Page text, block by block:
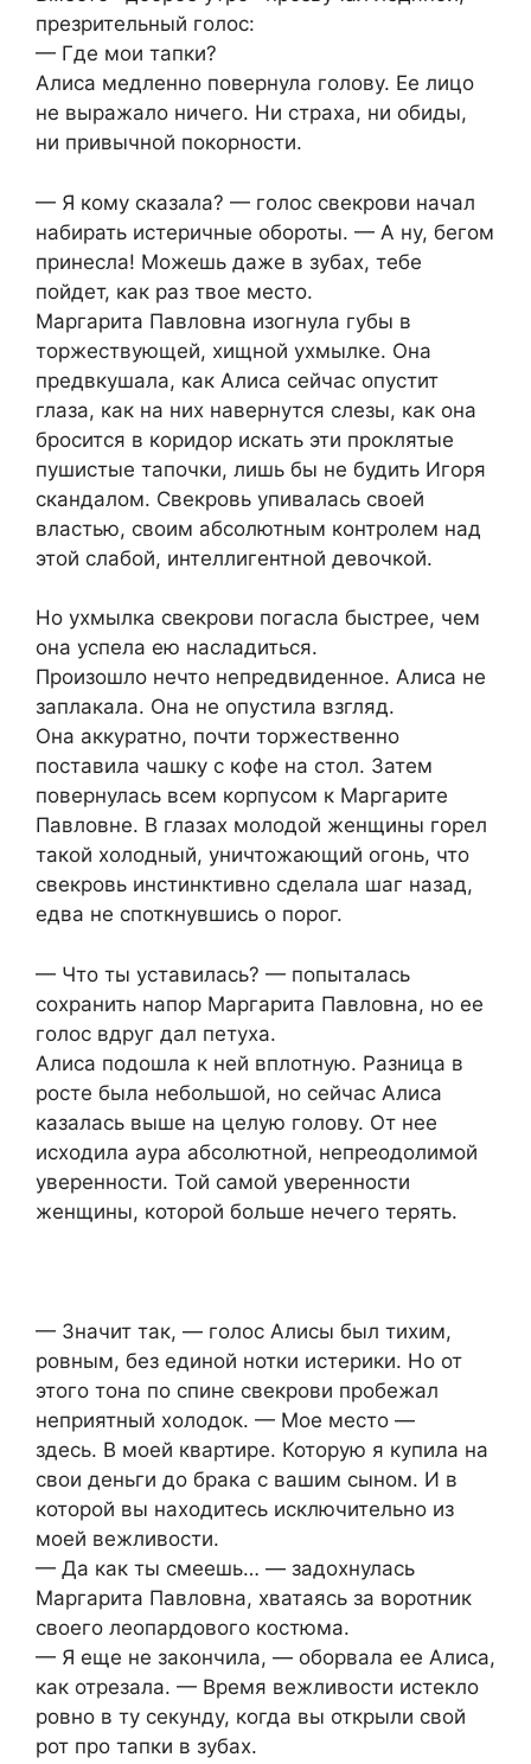
презрительный голос:
— Где мои тапки?
Алиса медленно повернула голову. Ее лицо
не выражало ничего. Ни страха, ни обиды,
ни привычной покорности.
— Я кому сказала? — голос свекрови начал
набирать истеричные обороты. — А ну, бегом
принесла! Можешь даже в зубах, тебе
пойдет, как раз твое место.
Маргарита Павловна изогнула губы в
торжествующей, хищной ухмылке. Она
предвкушала, как Алиса сейчас опустит
глаза, как на них навернутся слезы, как она
бросится в коридор искать эти проклятые
пушистые тапочки, лишь бы не будить Игоря
скандалом. Свекровь упивалась своей
властью, своим абсолютным контролем над
этой слабой, интеллигентной девочкой.
Но ухмылка свекрови погасла быстрее, чем
она успела ею насладиться.
Произошло нечто непредвиденное. Алиса не
заплакала. Она не опустила взгляд.
Она аккуратно, почти торжественно
поставила чашку с кофе на стол. Затем
повернулась всем корпусом к Маргарите
Павловне. В глазах молодой женщины горел
такой холодный, уничтожающий огонь, что
свекровь инстинктивно сделала шаг назад,
едва не споткнувшись о порог.
— Что ты уставилась? — попыталась
сохранить напор Маргарита Павловна, но ее
голос вдруг дал петуха.
Алиса подошла к ней вплотную. Разница в
росте была небольшой, но сейчас Алиса
казалась выше на целую голову. От нее
исходила аура абсолютной, непреодолимой
уверенности. Той самой уверенности
женщины, которой больше нечего терять.
— Значит так, — голос Алисы был тихим,
ровным, без единой нотки истерики. Но от
этого тона по спине свекрови пробежал
неприятный холодок. — Мое место —
здесь. В моей квартире. Которую я купила на
свои деньги до брака с вашим сыном. И в
которой вы находитесь исключительно из
моей вежливости.
— Да как ты смеешь… — задохнулась
Маргарита Павловна, хватаясь за воротник
своего леопардового костюма.
— Я еще не закончила, — оборвала ее Алиса,
как отрезала. — Время вежливости истекло
ровно в ту секунду, когда вы открыли свой
рот про тапки в зубах.